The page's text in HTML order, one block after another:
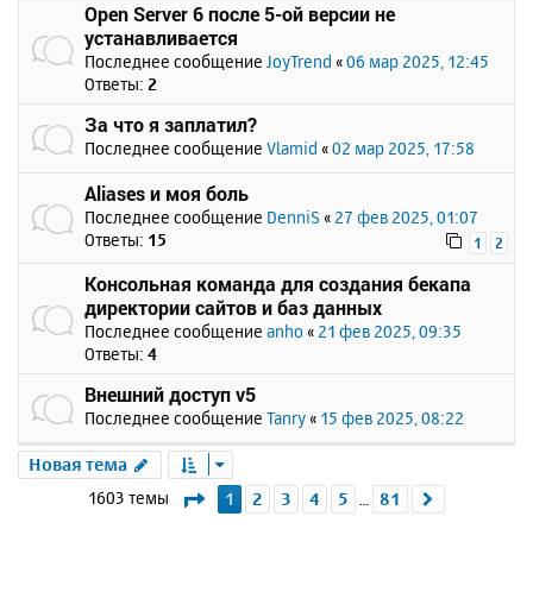
Open Server 6 после 5-ой версии не
устанавливается
Последнее сообщение JoyTrend «06 мар 2025, 12:45
Ответы: 2
За что я заплатил?
Последнее сообщение Vlamid «02 мар 2025, 17:58
Aliases и моя боль
Последнее сообщение DenniS « 27 фев 2025, 01:07
Ответы: 15 1 2
Консольная команда для создания бекапа
директории сайтов и баз данных
Последнее сообщение anho « 21 фев 2025, 09:35
Ответы: 4
Внешний доступ v5
Последнее сообщение Tanry « 15 фев 2025, 08:22
Новая тема
1603 темы Страница1 из 81
1 2 3 4 5 … 81